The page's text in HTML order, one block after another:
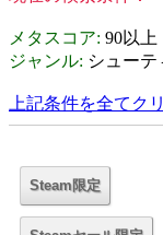
メタスコア: 90以上
ジャンル: シューテ
上記条件を全てク